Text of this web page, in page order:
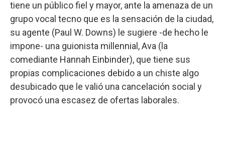
tiene un público fiel y mayor, ante la amenaza de un
grupo vocal tecno que es la sensación de la ciudad,
su agente (Paul W. Downs) le sugiere -de hecho le
impone- una guionista millennial, Ava (la
comediante Hannah Einbinder), que tiene sus
propias complicaciones debido a un chiste algo
desubicado que le valió una cancelación social y
provocó una escasez de ofertas laborales.